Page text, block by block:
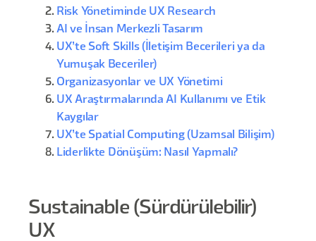
Risk Yönetiminde UX Research
AI ve İnsan Merkezli Tasarım
UX’te Soft Skills (İletişim Becerileri ya da
Yumuşak Beceriler)
Organizasyonlar ve UX Yönetimi
UX Araştırmalarında AI Kullanımı ve Etik
Kaygılar
UX’te Spatial Computing (Uzamsal Bilişim)
Liderlikte Dönüşüm: Nasıl Yapmalı?
Sustainable (Sürdürülebilir)
UX